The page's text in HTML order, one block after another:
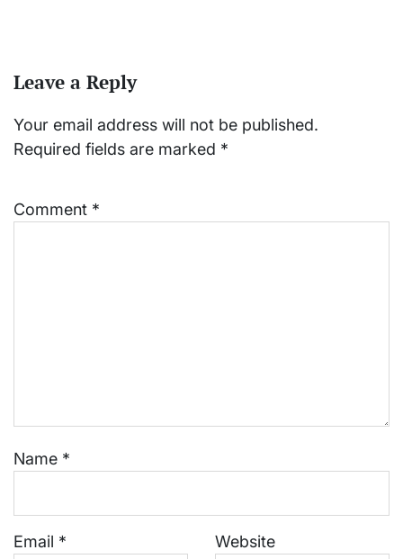
Leave a Reply
Your email address will not be published.
Required fields are marked *
Comment *
Name *
Email * Website